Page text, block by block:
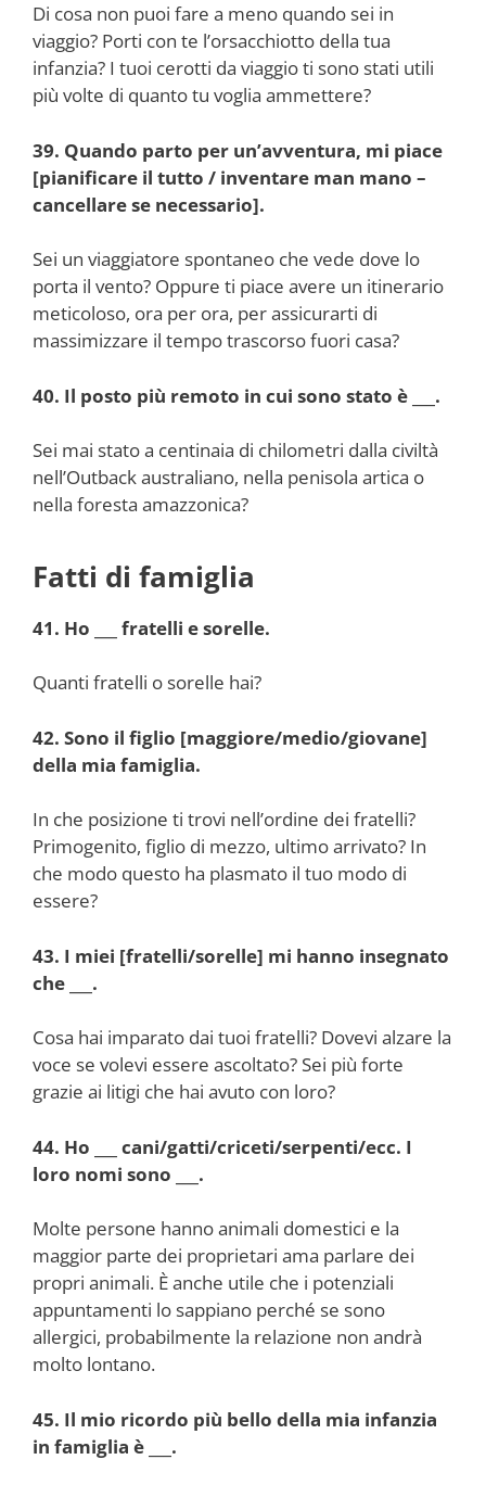
Di cosa non puoi fare a meno quando sei in
viaggio? Porti con te l’orsacchiotto della tua
infanzia? I tuoi cerotti da viaggio ti sono stati utili
più volte di quanto tu voglia ammettere?
39. Quando parto per un’avventura, mi piace
[pianificare il tutto / inventare man mano –
cancellare se necessario].
Sei un viaggiatore spontaneo che vede dove lo
porta il vento? Oppure ti piace avere un itinerario
meticoloso, ora per ora, per assicurarti di
massimizzare il tempo trascorso fuori casa?
40. Il posto più remoto in cui sono stato è ___.
Sei mai stato a centinaia di chilometri dalla civiltà
nell’Outback australiano, nella penisola artica o
nella foresta amazzonica?
Fatti di famiglia
41. Ho ___ fratelli e sorelle.
Quanti fratelli o sorelle hai?
42. Sono il figlio [maggiore/medio/giovane]
della mia famiglia.
In che posizione ti trovi nell’ordine dei fratelli?
Primogenito, figlio di mezzo, ultimo arrivato? In
che modo questo ha plasmato il tuo modo di
essere?
43. I miei [fratelli/sorelle] mi hanno insegnato
che ___.
Cosa hai imparato dai tuoi fratelli? Dovevi alzare la
voce se volevi essere ascoltato? Sei più forte
grazie ai litigi che hai avuto con loro?
44. Ho ___ cani/gatti/criceti/serpenti/ecc. I
loro nomi sono ___.
Molte persone hanno animali domestici e la
maggior parte dei proprietari ama parlare dei
propri animali. È anche utile che i potenziali
appuntamenti lo sappiano perché se sono
allergici, probabilmente la relazione non andrà
molto lontano.
45. Il mio ricordo più bello della mia infanzia
in famiglia è ___.